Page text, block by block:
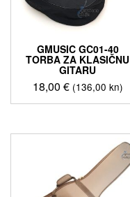
GMUSIC GC01-40
TORBA ZA KLASIČNU
GITARU
18,00 € (136,00 kn)